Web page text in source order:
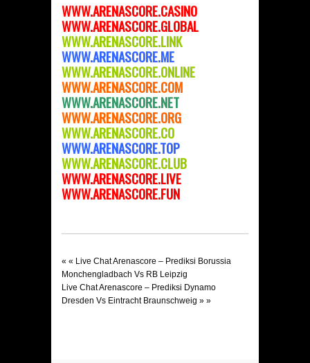
WWW.ARENASCORE.CASINO
WWW.ARENASCORE.GLOBAL
WWW.ARENASCORE.LINK
WWW.ARENASCORE.ME
WWW.ARENASCORE.ONLINE
WWW.ARENASCORE.COM
WWW.ARENASCORE.NET
WWW.ARENASCORE.ORG
WWW.ARENASCORE.CO
WWW.ARENASCORE.TOP
WWW.ARENASCORE.CLUB
WWW.ARENASCORE.LIVE
WWW.ARENASCORE.FUN
« « Live Chat Arenascore – Prediksi Borussia
Monchengladbach Vs RB Leipzig
Live Chat Arenascore – Prediksi Dynamo
Dresden Vs Eintracht Braunschweig » »